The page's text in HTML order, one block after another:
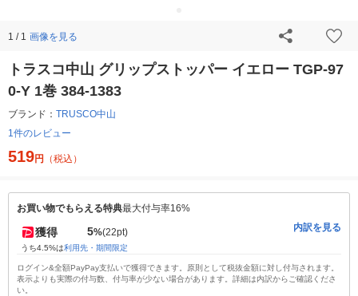
1 / 1 画像を見る
トラスコ中山 グリップストッパー イエロー TGP-97
0-Y 1巻 384-1383
ブランド： TRUSCO中山
1件のレビュー
519円 （税込）
お買い物でもらえる特典最大付与率16%
獲得 5%(22pt)
うち4.5%は利用先・期間限定
内訳を見る
ログイン&全額PayPay支払いで獲得できます。原則として税抜金額に対し付与されます。
表示よりも実際の付与数、付与率が少ない場合があります。詳細は内訳からご確認くださ
い。